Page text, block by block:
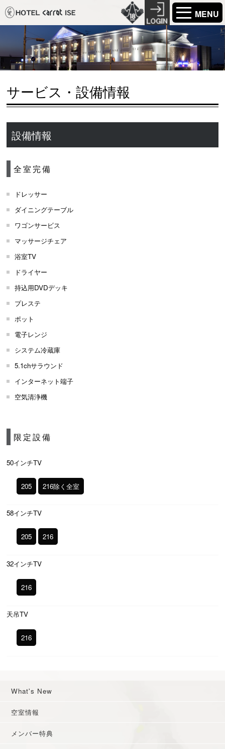
MENU
サービス・設備情報
設備情報
全室完備
ドレッサー
ダイニングテーブル
ワゴンサービス
マッサージチェア
浴室TV
ドライヤー
持込用DVDデッキ
プレステ
ポット
電子レンジ
システム冷蔵庫
5.1chサラウンド
インターネット端子
空気清浄機
限定設備
50インチTV
205 216除く全室
58インチTV
205 216
32インチTV
216
天吊TV
216
What's New
空室情報
メンバー特典